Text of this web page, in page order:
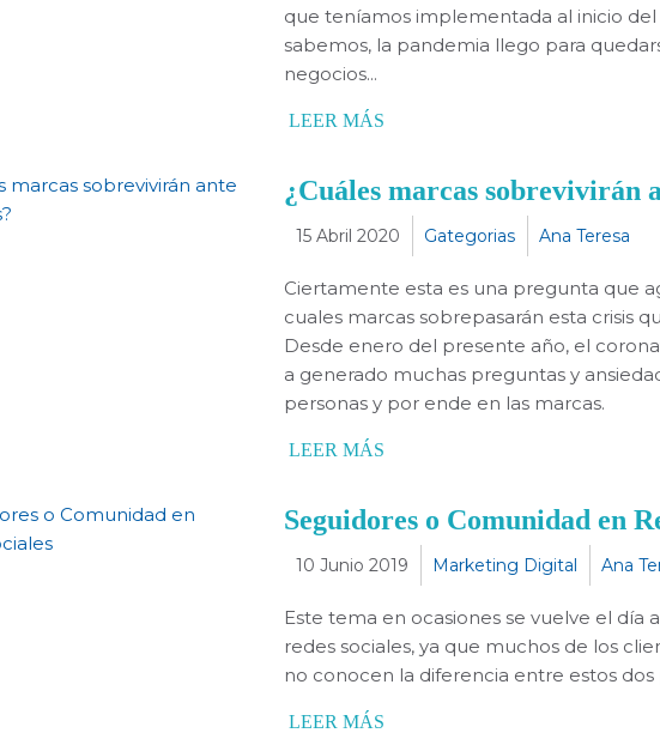
que teníamos implementada al inicio del
sabemos, la pandemia llego para
negocios...
LEER MÁS
¿Cuáles marcas sobrevivirán
15 Abril 2020 Gategorias Ana Teresa
Ciertamente esta es una pregunta que
cuales marcas sobrepasarán esta crisis
Desde enero del presente año, el
a generado muchas preguntas y
personas y por ende en las marcas.
LEER MÁS
Seguidores o Comunidad en
10 Junio 2019 Marketing Digital Ana
Este tema en ocasiones se vuelve el día
redes sociales, ya que muchos de los
no conocen la diferencia entre estos
LEER MÁS